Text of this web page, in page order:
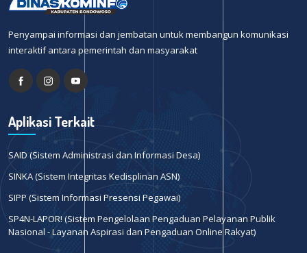
Penyampai informasi dan jembatan untuk membangun komunikasi
interaktif antara pemerintah dan masyarakat
Aplikasi Terkait
SAID (Sistem Administrasi dan Informasi Desa)
SINKA (Sistem Integritas Kedisplinan ASN)
SIPP (Sistem Informasi Presensi Pegawai)
SP4N-LAPOR! (Sistem Pengelolaan Pengaduan Pelayanan Publik
Nasional - Layanan Aspirasi dan Pengaduan Online Rakyat)